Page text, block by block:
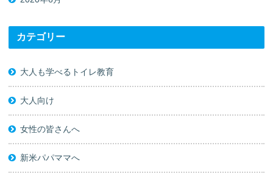
カテゴリー
大人も学べるトイレ教育
大人向け
女性の皆さんへ
新米パパママへ